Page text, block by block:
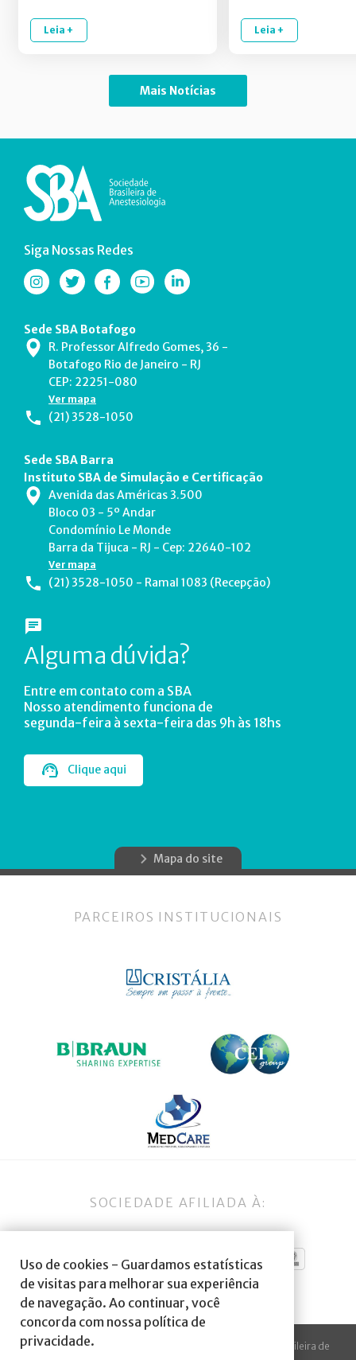
Uso de cookies - Guardamos estatísticas
de visitas para melhorar sua experiência
de navegação. Ao continuar, você
concorda com nossa política de
privacidade.
Leia + Leia +
Mais Notícias
Siga Nossas Redes
Sede SBA Botafogo
R. Professor Alfredo Gomes, 36 -
Botafogo Rio de Janeiro - RJ
CEP: 22251-080
Ver mapa
(21) 3528-1050
Sede SBA Barra
Instituto SBA de Simulação e Certificação
Avenida das Américas 3.500
Bloco 03 - 5º Andar
Condomínio Le Monde
Barra da Tijuca - RJ - Cep: 22640-102
Ver mapa
(21) 3528-1050 - Ramal 1083 (Recepção)
Alguma dúvida?
Entre em contato com a SBA
Nosso atendimento funciona de
segunda-feira à sexta-feira das 9h às 18hs
Clique aqui
Mapa do site
PARCEIROS INSTITUCIONAIS
SOCIEDADE AFILIADA À:
© 2023 Todos os direitos reservados à SBA Sociedade Brasileira de